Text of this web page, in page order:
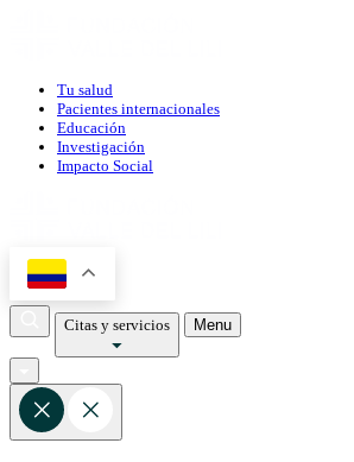
Tu salud
Pacientes internacionales
Educación
Investigación
Impacto Social
Citas y servicios Menu